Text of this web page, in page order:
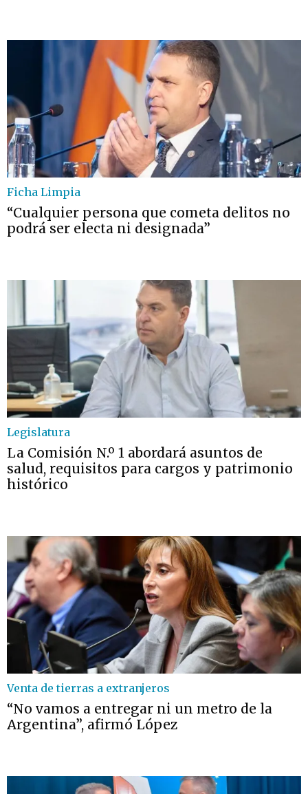
Ficha Limpia
“Cualquier persona que cometa delitos no
podrá ser electa ni designada”
Legislatura
La Comisión N.º 1 abordará asuntos de
salud, requisitos para cargos y patrimonio
histórico
Venta de tierras a extranjeros
“No vamos a entregar ni un metro de la
Argentina”, afirmó López